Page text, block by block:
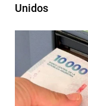
Unidos